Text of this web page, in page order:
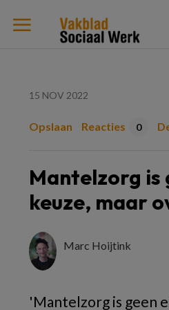
15 NOV 2022
Opslaan Reacties 0
Mantelzorg is
keuze, maar
Marc Hoijtink
'Mantelzorg is geen